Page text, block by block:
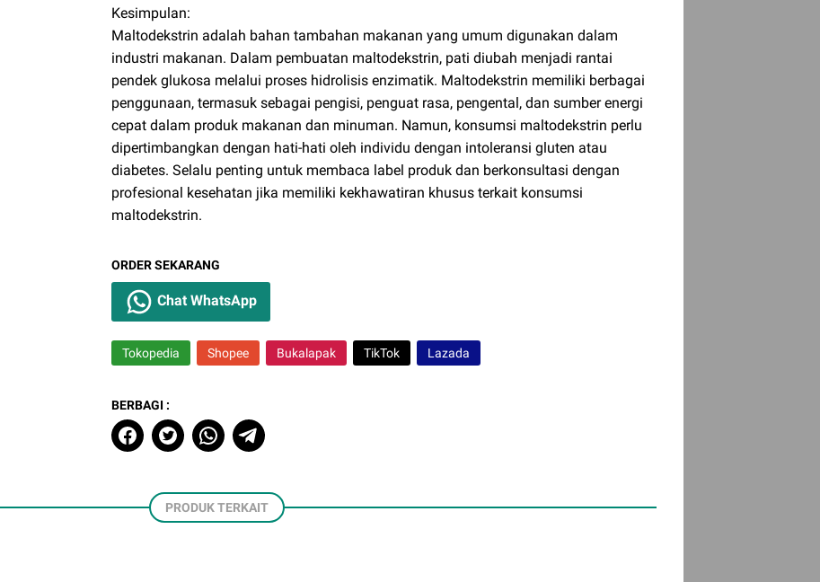
Kesimpulan:
Maltodekstrin adalah bahan tambahan makanan yang umum digunakan dalam
industri makanan. Dalam pembuatan maltodekstrin, pati diubah menjadi rantai
pendek glukosa melalui proses hidrolisis enzimatik. Maltodekstrin memiliki berbagai
penggunaan, termasuk sebagai pengisi, penguat rasa, pengental, dan sumber energi
cepat dalam produk makanan dan minuman. Namun, konsumsi maltodekstrin perlu
dipertimbangkan dengan hati-hati oleh individu dengan intoleransi gluten atau
diabetes. Selalu penting untuk membaca label produk dan berkonsultasi dengan
profesional kesehatan jika memiliki kekhawatiran khusus terkait konsumsi
maltodekstrin.
ORDER SEKARANG
Chat WhatsApp
Tokopedia Shopee Bukalapak TikTok Lazada
BERBAGI :
PRODUK TERKAIT